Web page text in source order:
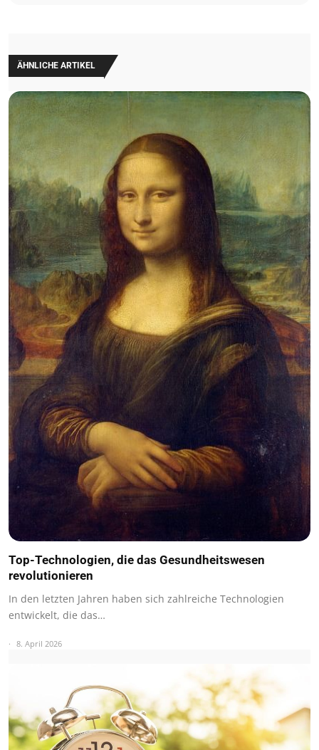
ÄHNLICHE ARTIKEL
Top-Technologien, die das Gesundheitswesen
revolutionieren
In den letzten Jahren haben sich zahlreiche Technologien
entwickelt, die das…
8. April 2026